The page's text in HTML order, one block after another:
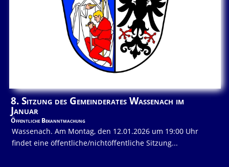
8. Sitzung des Gemeinderates Wassenach im
Januar
Öffentliche Bekanntmachung
Wassenach. Am Montag, den 12.01.2026 um 19:00 Uhr
findet eine öffentliche/nichtöffentliche Sitzung...